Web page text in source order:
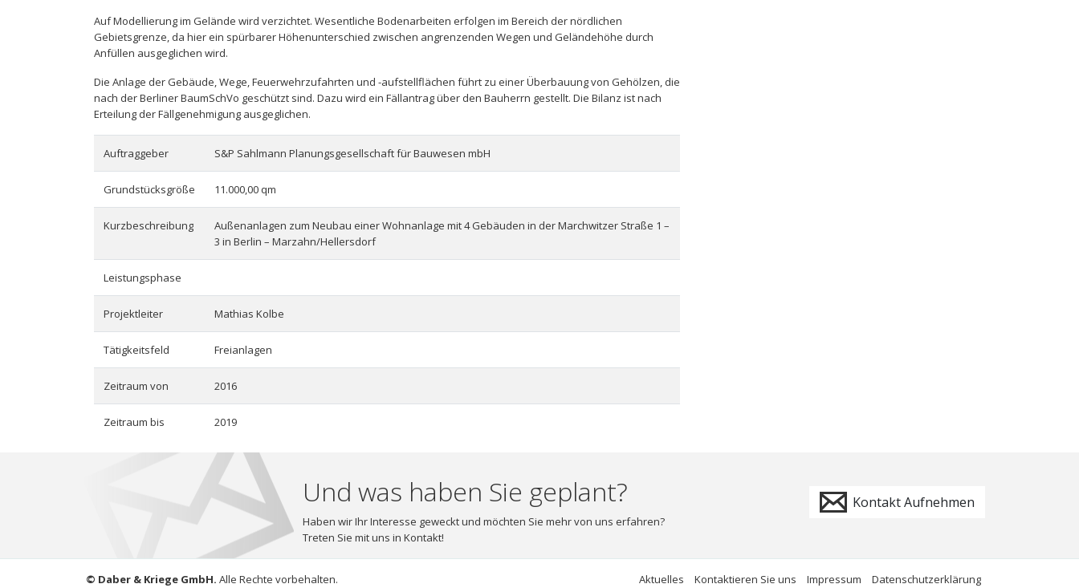
Auf Modellierung im Gelände wird verzichtet. Wesentliche Bodenarbeiten erfolgen im Bereich der nördlichen
Gebietsgrenze, da hier ein spürbarer Höhenunterschied zwischen angrenzenden Wegen und Geländehöhe durch
Anfüllen ausgeglichen wird.
Die Anlage der Gebäude, Wege, Feuerwehrzufahrten und -aufstellflächen führt zu einer Überbauung von Gehölzen, die
nach der Berliner BaumSchVo geschützt sind. Dazu wird ein Fällantrag über den Bauherrn gestellt. Die Bilanz ist nach
Erteilung der Fällgenehmigung ausgeglichen.
Auftraggeber S&P Sahlmann Planungsgesellschaft für Bauwesen mbH
Grundstücksgröße 11.000,00 qm
Kurzbeschreibung
Außenanlagen zum Neubau einer Wohnanlage mit 4 Gebäuden in der Marchwitzer Straße 1 –
3 in Berlin – Marzahn/Hellersdorf
Leistungsphase
Projektleiter Mathias Kolbe
Tätigkeitsfeld Freianlagen
Zeitraum von 2016
Zeitraum bis 2019
Und was haben Sie geplant?
Haben wir Ihr Interesse geweckt und möchten Sie mehr von uns erfahren?
Treten Sie mit uns in Kontakt!
Kontakt Aufnehmen
© Daber & Kriege GmbH. Alle Rechte vorbehalten. Aktuelles Kontaktieren Sie uns Impressum Datenschutzerklärung